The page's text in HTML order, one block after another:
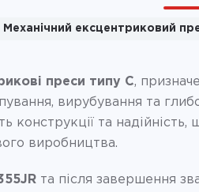
Механічний ексцентриковий
преси типу C,
вирубування та
конструкції та надійність,
виробництва.
та після завершення